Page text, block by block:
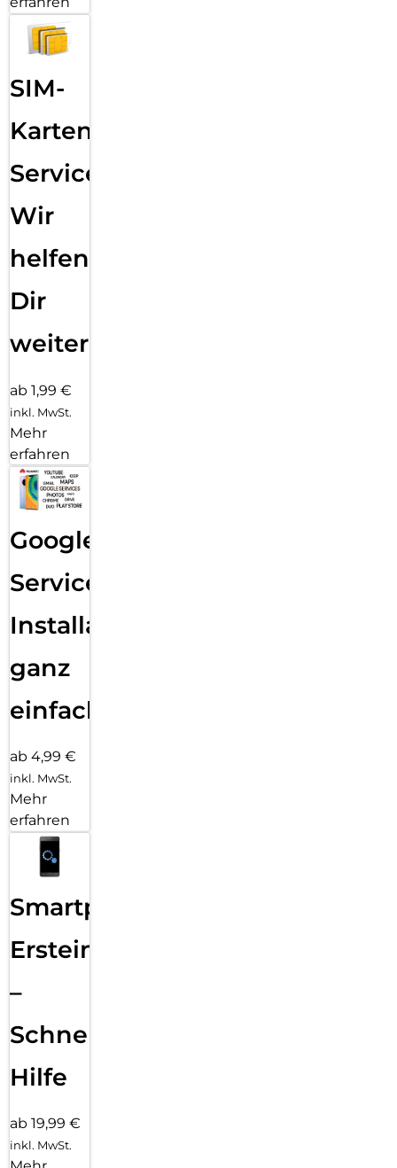
SIM-
Karten
Service:
Wir
helfen
Dir
weiter
ab 1,99 €
inkl. MwSt.
Mehr
erfahren
Google
Services
Installation
ganz
einfach
ab 4,99 €
inkl. MwSt.
Mehr
erfahren
Smartphone
Ersteinrichtung
–
Schnelle
Hilfe
ab 19,99 €
inkl. MwSt.